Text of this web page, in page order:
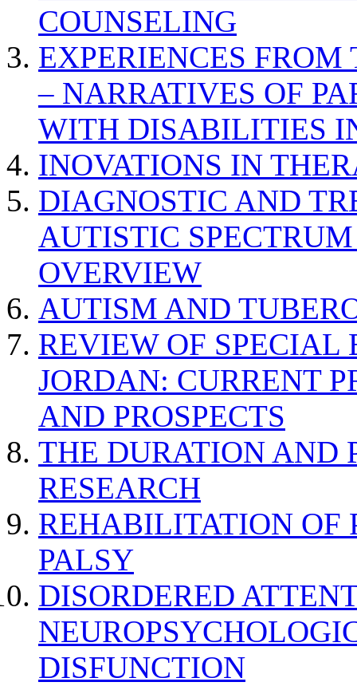
COUNSELING
EXPERIENCES
– NARRATIVES OF
WITH DISABILITIES
INOVATIONS IN
DIAGNOSTIC AND
AUTISTIC
OVERVIEW
AUTISM AND
REVIEW OF SPECIAL
JORDAN: CURRENT
AND PROSPECTS
THE DURATION AND
RESEARCH
REHABILITATION OF
PALSY
DISORDERED
DISFUNCTION